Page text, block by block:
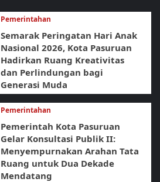
Pemerintahan
Semarak Peringatan Hari Anak
Nasional 2026, Kota Pasuruan
Hadirkan Ruang Kreativitas
dan Perlindungan bagi
Generasi Muda
Pemerintahan
Pemerintah Kota Pasuruan
Gelar Konsultasi Publik II:
Menyempurnakan Arahan Tata
Ruang untuk Dua Dekade
Mendatang